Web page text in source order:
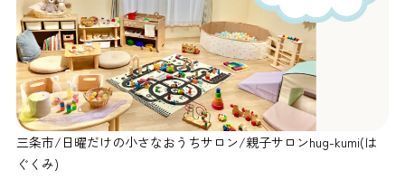
三条市/日曜だけの小さなおうちサロン/親子サロンhug-kumi(は
ぐくみ)